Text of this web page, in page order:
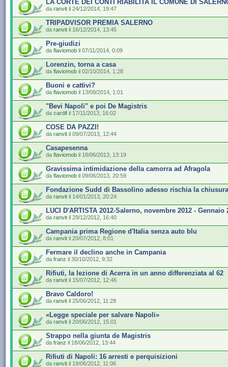
LA CORTE DEI CONTI RIABILITA IL COMUNE DI
da ranvit il 24/12/2014, 19:47
TRIPADVISOR PREMIA SALERNO
da ranvit il 16/12/2014, 13:45
Pre-giudizi
da flaviomob il 07/11/2014, 0:09
Lorenzin, torna a casa
da flaviomob il 02/10/2014, 1:28
Buoni e cattivi?
da flaviomob il 13/09/2014, 1:01
"Bevi Napoli" e poi De Magistris
da cardif il 17/11/2013, 16:02
COSE DA PAZZI!
da ranvit il 09/07/2013, 12:44
Casapesenna
da flaviomob il 18/06/2013, 13:19
Gravissima intimidazione della camorra ad Afragola
da flaviomob il 09/06/2013, 20:59
Fondazione Sudd di Bassolino adesso rischia la chiusura
da ranvit il 14/01/2013, 20:24
LUCI D'ARTISTA 2012-Salerno, novembre 2012 - Gennaio
da ranvit il 29/12/2012, 16:40
Campania prima Regione d'Italia senza auto blu
da ranvit il 20/07/2012, 8:01
Fermare il declino anche in Campania
da franz il 30/10/2012, 9:32
Rifiuti, la lezione di Acerra in un anno differenziata al 62
da ranvit il 15/07/2012, 12:46
Bravo Caldoro!
da ranvit il 25/06/2012, 11:28
«Legge speciale per salvare Napoli»
da ranvit il 20/06/2012, 15:01
Strappo nella giunta de Magistris
da franz il 18/06/2012, 13:44
Rifiuti di Napoli: 16 arresti e perquisizioni
da ranvit il 19/06/2012, 11:06